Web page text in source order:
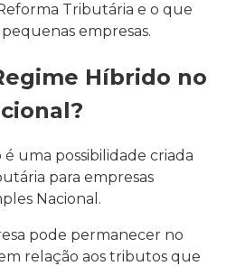
Tributária e o que
empresas.
Híbrido no
uma possibilidade criada
para empresas
Nacional.
pode permanecer no
relação aos tributos que